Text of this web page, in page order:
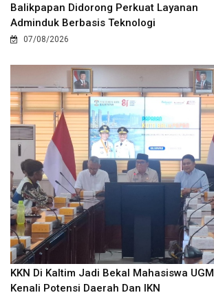
Balikpapan Didorong Perkuat Layanan
Adminduk Berbasis Teknologi
07/08/2026
KKN Di Kaltim Jadi Bekal Mahasiswa UGM
Kenali Potensi Daerah Dan IKN